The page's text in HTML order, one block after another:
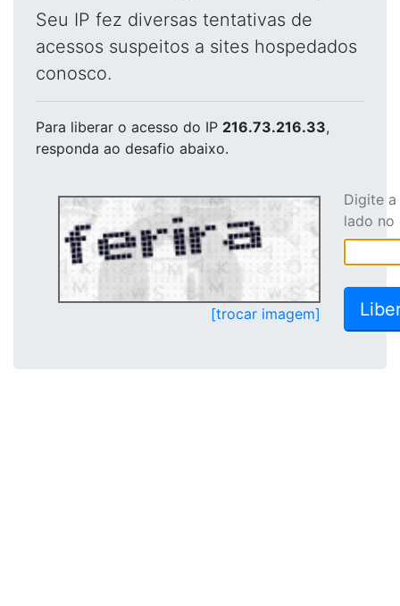
Seu IP fez diversas tentativas de
acessos suspeitos a sites hospedados
conosco.
Para liberar o acesso do IP 216.73.216.33,
responda ao desafio abaixo.
[trocar imagem]
Digite
lado no